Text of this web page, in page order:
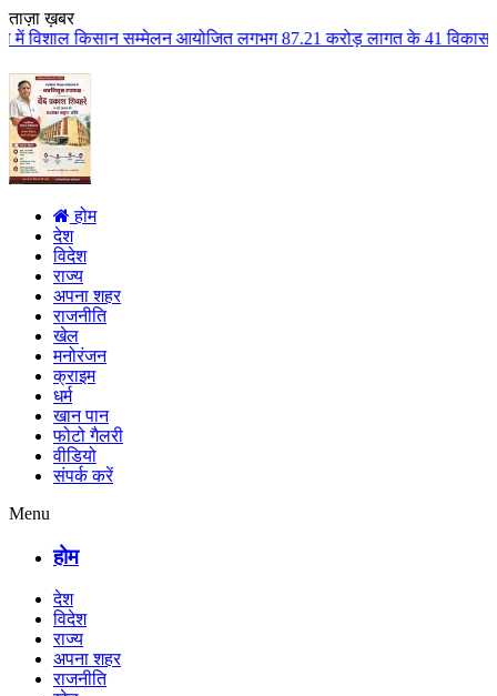
ताज़ा ख़बर
लगभग 87.21 करोड़ लागत के 41 विकास कार्यों का किया
होम
देश
विदेश
राज्य
अपना शहर
राजनीति
खेल
मनोरंजन
क्राइम
धर्म
खान पान
फोटो गैलरी
वीडियो
संपर्क करें
Menu
होम
देश
विदेश
राज्य
अपना शहर
राजनीति